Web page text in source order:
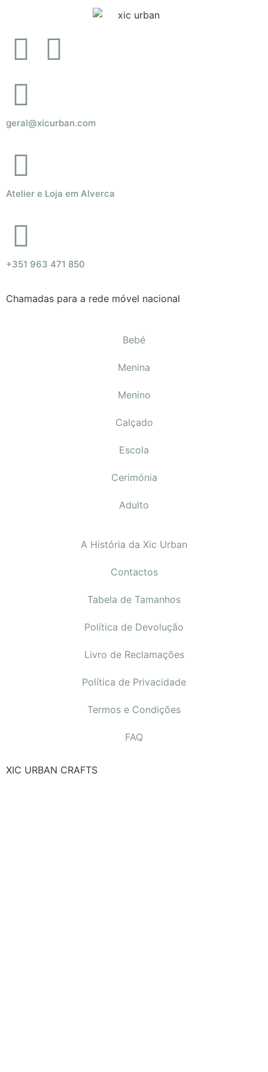
geral@xicurban.com
Atelier e Loja em Alverca
+351 963 471 850
Chamadas para a rede móvel nacional
Bebé
Menina
Menino
Calçado
Escola
Cerimónia
Adulto
A História da Xic Urban
Contactos
Tabela de Tamanhos
Política de Devolução
Livro de Reclamações
Política de Privacidade
Termos e Condições
FAQ
XIC URBAN CRAFTS